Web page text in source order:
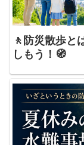
🚶防災散歩
しもう！🧭